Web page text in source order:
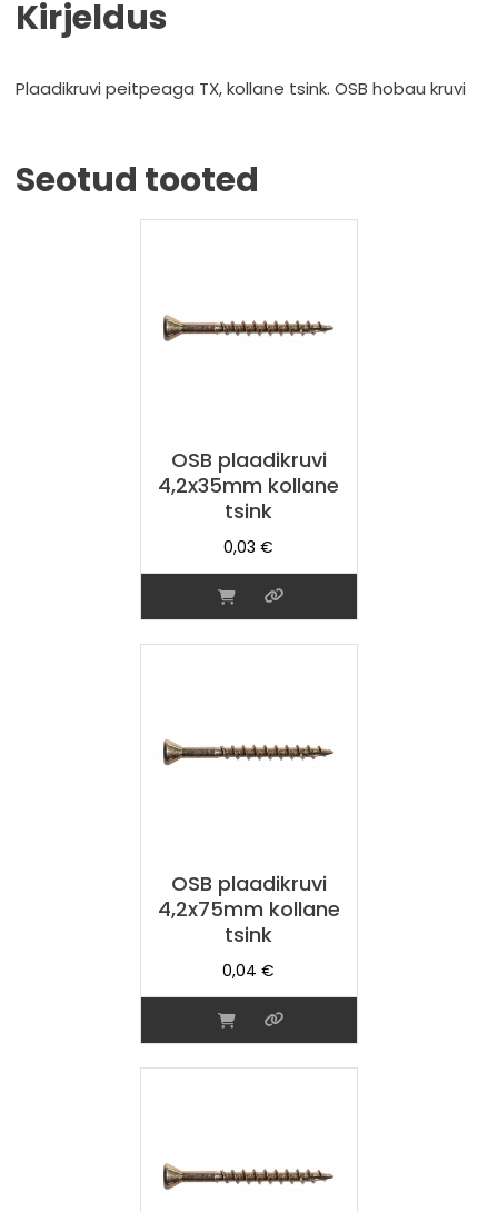
Kirjeldus
Plaadikruvi peitpeaga TX, kollane tsink. OSB hobau kruvi
Seotud tooted
OSB plaadikruvi
4,2x35mm kollane
tsink
0,03€
OSB plaadikruvi
4,2x75mm kollane
tsink
0,04€